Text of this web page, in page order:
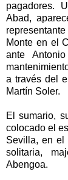
pagadores.
Abad,
Monte en el
ante
a través del
Martín Soler.
El sumario,
colocado el
Sevilla, en el
solitaria,
Abengoa.